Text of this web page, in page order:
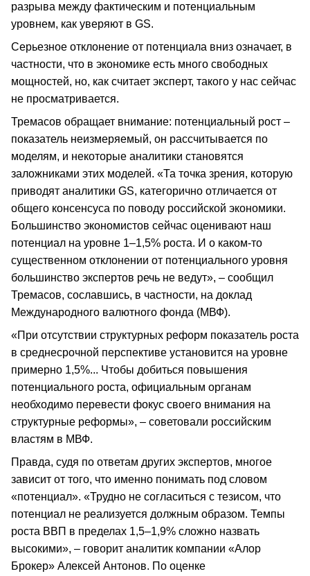
разрыва между фактическим и потенциальным
уровнем, как уверяют в GS.
Серьезное отклонение от потенциала вниз означает, в
частности, что в экономике есть много свободных
мощностей, но, как считает эксперт, такого у нас сейчас
не просматривается.
Тремасов обращает внимание: потенциальный рост –
показатель неизмеряемый, он рассчитывается по
моделям, и некоторые аналитики становятся
заложниками этих моделей. «Та точка зрения, которую
приводят аналитики GS, категорично отличается от
общего консенсуса по поводу российской экономики.
Большинство экономистов сейчас оценивают наш
потенциал на уровне 1–1,5% роста. И о каком-то
существенном отклонении от потенциального уровня
большинство экспертов речь не ведут», – сообщил
Тремасов, сославшись, в частности, на доклад
Международного валютного фонда (МВФ).
«При отсутствии структурных реформ показатель роста
в среднесрочной перспективе установится на уровне
примерно 1,5%... Чтобы добиться повышения
потенциального роста, официальным органам
необходимо перевести фокус своего внимания на
структурные реформы», – советовали российским
властям в МВФ.
Правда, судя по ответам других экспертов, многое
зависит от того, что именно понимать под словом
«потенциал». «Трудно не согласиться с тезисом, что
потенциал не реализуется должным образом. Темпы
роста ВВП в пределах 1,5–1,9% сложно назвать
высокими», – говорит аналитик компании «Алор
Брокер» Алексей Антонов. По оценке